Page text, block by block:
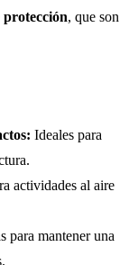
protección, que son
Ideales para
actividades al aire
para mantener una